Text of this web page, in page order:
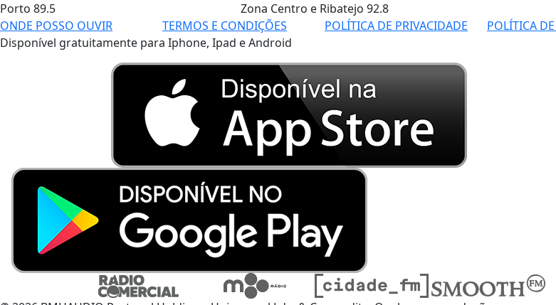
Porto 89.5 Zona Centro e Ribatejo 92.8
ONDE POSSO OUVIR
TERMOS E CONDIÇÕES POLÍTICA DE PRIVACIDADE POLÍTICA
Disponível gratuitamente para Iphone, Ipad e Android